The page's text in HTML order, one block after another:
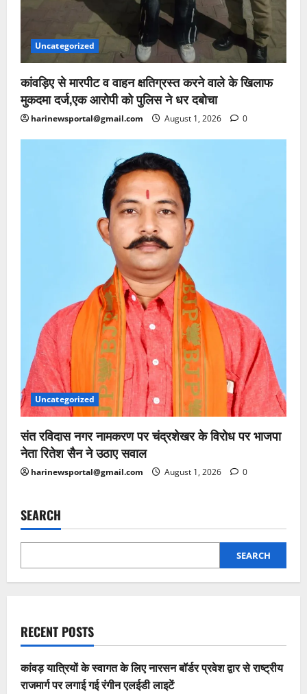
Uncategorized
कांवड़िए से मारपीट व वाहन क्षतिग्रस्त करने वाले के खिलाफ
मुकदमा दर्ज,एक आरोपी को पुलिस ने धर दबोचा
harinewsportal@gmail.com August 1, 2026 0
Uncategorized
संत रविदास नगर नामकरण पर चंद्रशेखर के विरोध पर भाजपा
नेता रितेश सैन ने उठाए सवाल
harinewsportal@gmail.com August 1, 2026 0
SEARCH
SEARCH
RECENT POSTS
कांवड़ यात्रियों के स्वागत के लिए नारसन बॉर्डर प्रवेश द्वार से राष्ट्रीय
राजमार्ग पर लगाई गई रंगीन एलईडी लाइटें